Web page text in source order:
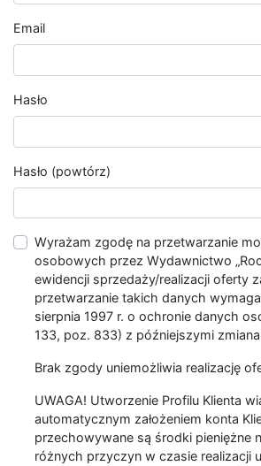
Email
Hasło
Hasło (powtórz)
Wyrażam zgodę na przetwarzanie
osobowych przez Wydawnictwo
ewidencji sprzedaży/realizacji oferty
przetwarzanie takich danych
sierpnia 1997 r. o ochronie danych
133, poz. 833) z późniejszymi
Brak zgody uniemożliwia realizację
UWAGA! Utworzenie Profilu Klienta
automatycznym założeniem konta
przechowywane są środki pieniężne
różnych przyczyn w czasie realizacji